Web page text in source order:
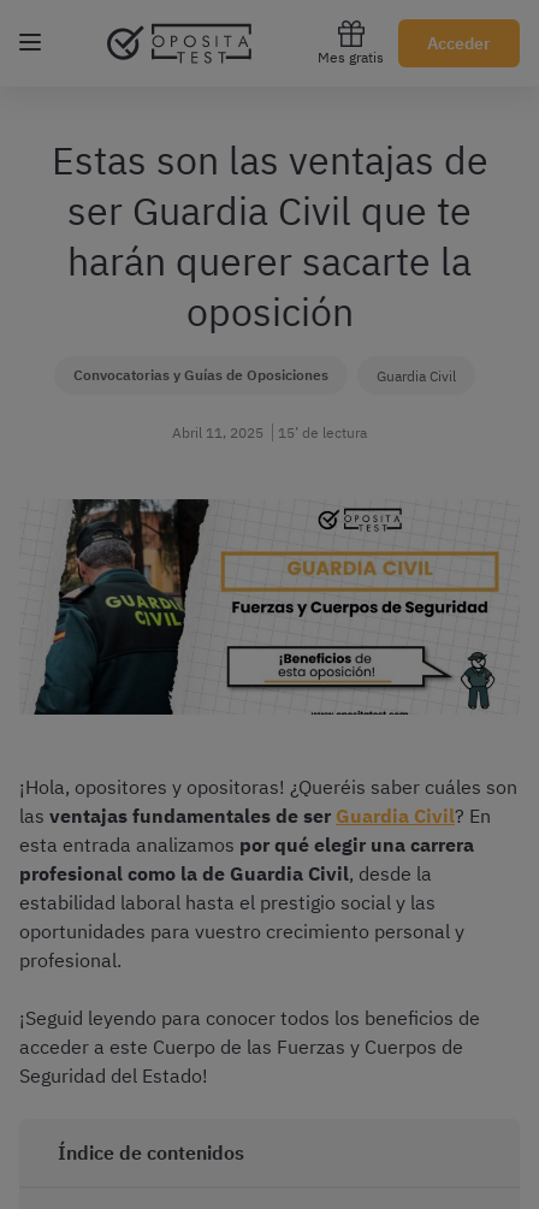
Mes gratis
Acceder
Regístrate gratis
Estas son las ventajas de
ser Guardia Civil que te
harán querer sacarte la
oposición
Convocatorias y Guías de Oposiciones Guardia Civil
Abril 11, 2025 15’ de lectura
¡Hola, opositores y opositoras! ¿Queréis saber cuáles son
las ventajas fundamentales de ser Guardia Civil? En
esta entrada analizamos por qué elegir una carrera
profesional como la de Guardia Civil, desde la
estabilidad laboral hasta el prestigio social y las
oportunidades para vuestro crecimiento personal y
profesional.
¡Seguid leyendo para conocer todos los beneficios de
acceder a este Cuerpo de las Fuerzas y Cuerpos de
Seguridad del Estado!
Índice de contenidos